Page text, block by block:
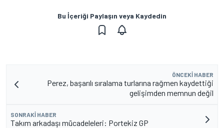
Bu İçeriği Paylaşın veya Kaydedin
ÖNCEKI HABER
Perez, başarılı sıralama turlarına rağmen kaydettiği
gelişimden memnun değil
SONRAKI HABER
Takım arkadaşı mücadeleleri: Portekiz GP